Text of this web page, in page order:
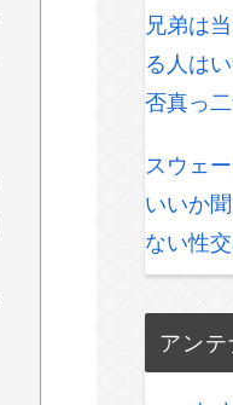
兄弟は
る人は
否真っ
スウェ
いいか
ない性
アンテ